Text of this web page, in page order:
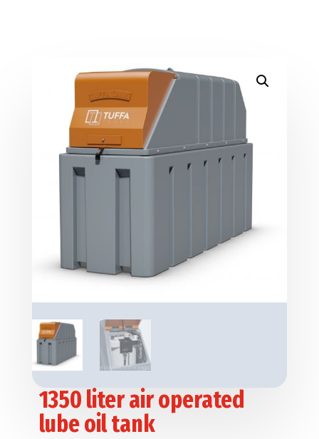
1350 liter air operated
lube oil tank